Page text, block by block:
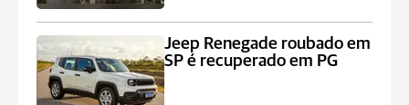
Jeep Renegade roubado em
SP é recuperado em PG